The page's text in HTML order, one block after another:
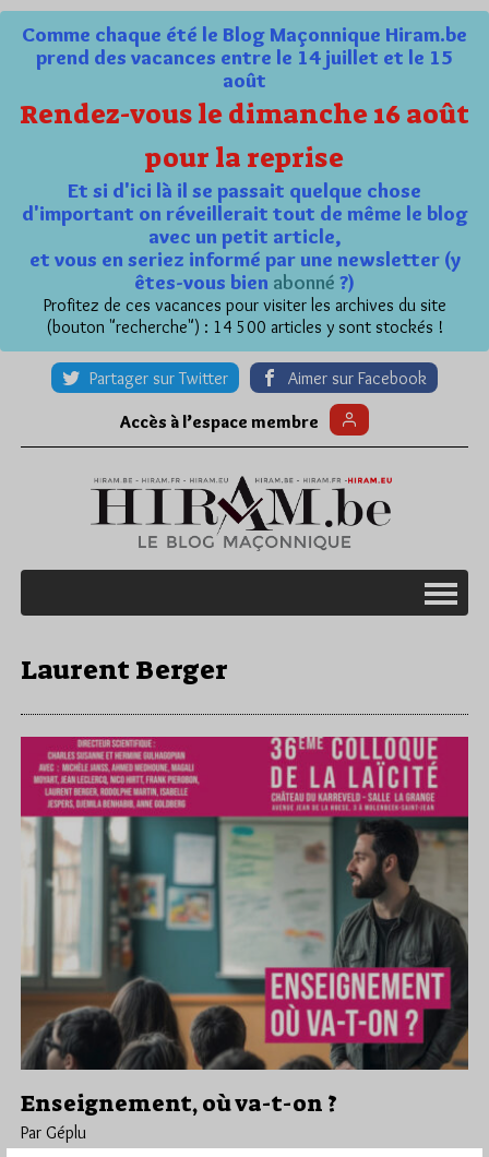
Comme chaque été le Blog Maçonnique Hiram.be
prend des vacances entre le 14 juillet et le 15
août
Rendez-vous le dimanche 16 août
pour la reprise
Et si d'ici là il se passait quelque chose
d'important on réveillerait tout de même le blog
avec un petit article,
et vous en seriez informé par une newsletter (y
êtes-vous bien abonné ?)
Profitez de ces vacances pour visiter les archives du site
(bouton "recherche") : 14 500 articles y sont stockés !
Partager sur Twitter Aimer sur Facebook
Accès à l’espace membre
Laurent Berger
Enseignement, où va-t-on ?
Par Géplu